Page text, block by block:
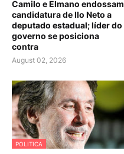
Camilo e Elmano endossam
candidatura de Ilo Neto a
deputado estadual; líder do
governo se posiciona
contra
August 02, 2026
POLITICA